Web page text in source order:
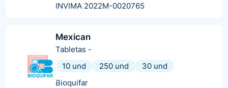
INVIMA 2022M-0020765
Mexican
Tabletas -
10 und
250 und
30 und
Bioquifar